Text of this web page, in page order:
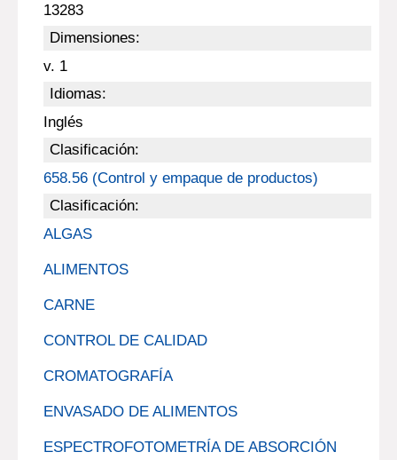
13283
Dimensiones:
v. 1
Idiomas:
Inglés
Clasificación:
658.56 (Control y empaque de productos)
Clasificación:
ALGAS
ALIMENTOS
CARNE
CONTROL DE CALIDAD
CROMATOGRAFÍA
ENVASADO DE ALIMENTOS
ESPECTROFOTOMETRÍA DE ABSORCIÓN